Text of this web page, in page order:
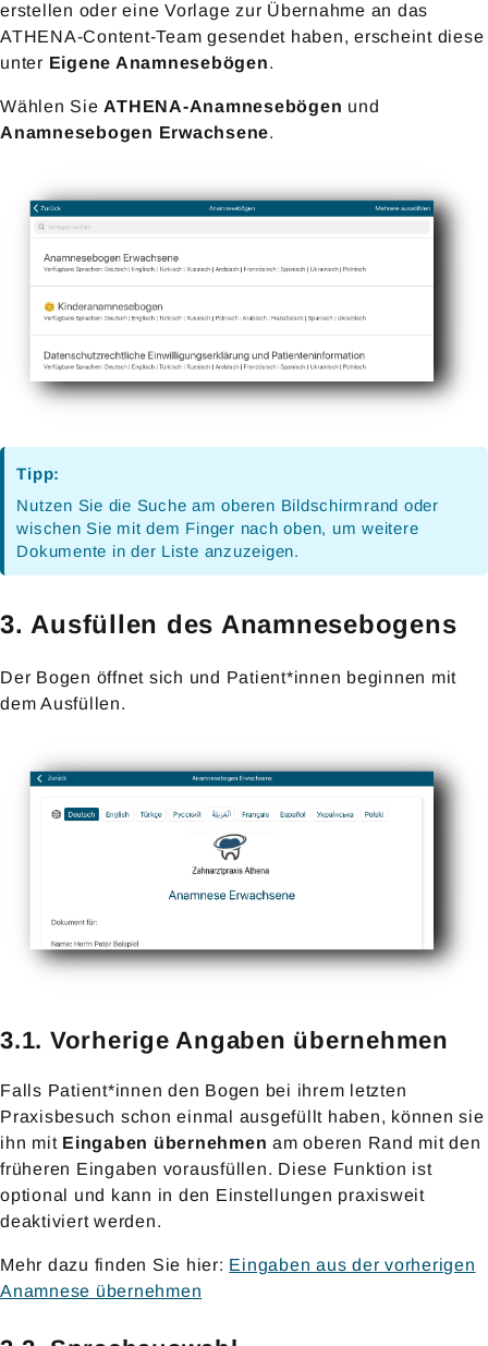
erstellen oder eine Vorlage zur Übernahme an das
ATHENA-Content-Team gesendet haben, erscheint diese
unter Eigene Anamnesebögen.
Wählen SieATHENA-Anamnesebögen und
Anamnesebogen Erwachsene.
Tipp:
Nutzen Sie die Suche am oberen Bildschirmrand oder
wischen Sie mit dem Finger nach oben, um weitere
Dokumente in der Liste anzuzeigen.
3. Ausfüllen des Anamnesebogens
Der Bogen öffnet sich und Patient*innen beginnen mit
dem Ausfüllen.
3.1. Vorherige Angaben übernehmen
Falls Patient*innen den Bogen bei ihrem letzten
Praxisbesuch schon einmal ausgefüllt haben, können sie
ihn mit Eingaben übernehmen am oberen Rand mit den
früheren Eingaben vorausfüllen. Diese Funktion ist
optional und kann in den Einstellungen praxisweit
deaktiviert werden.
Mehr dazu finden Sie hier: Eingaben aus der vorherigen
Anamnese übernehmen